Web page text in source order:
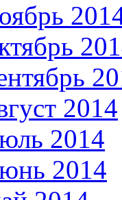
2014
2014
2014